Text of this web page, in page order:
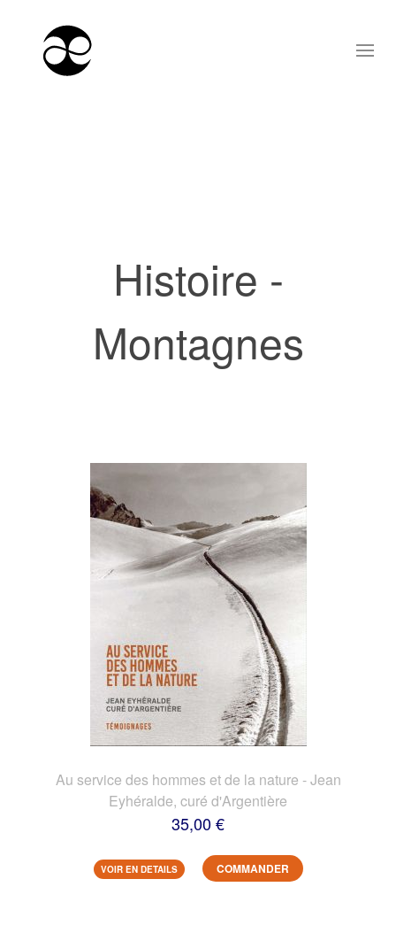
Histoire -
Montagnes
Au service des hommes et de la nature - Jean
Eyhéralde, curé d'Argentière
35,00 €
VOIR EN DETAILS COMMANDER